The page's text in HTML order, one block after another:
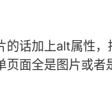
话加上alt属性
面全是图片或